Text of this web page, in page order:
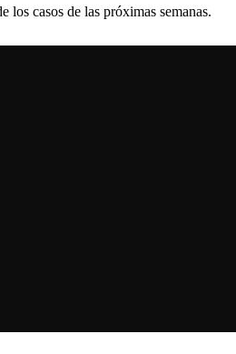
los casos de las próximas semanas.